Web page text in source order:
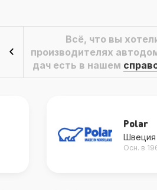
Всё, что вы
производителях
дач есть в нашем
Polar
Швеция
Осн. в